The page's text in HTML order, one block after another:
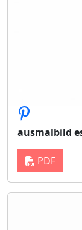
ausmalbild
PDF